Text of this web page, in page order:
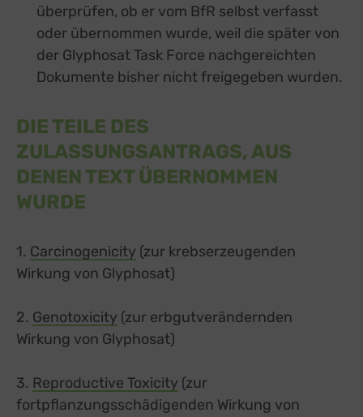
überprüfen, ob er vom BfR selbst verfasst
oder übernommen wurde, weil die später von
der Glyphosat Task Force nachgereichten
Dokumente bisher nicht freigegeben wurden.
DIE TEILE DES
ZULASSUNGSANTRAGS, AUS
DENEN TEXT ÜBERNOMMEN
WURDE
1. Carcinogenicity (zur krebserzeugenden
Wirkung von Glyphosat)
2. Genotoxicity (zur erbgutverändernden
Wirkung von Glyphosat)
3. Reproductive Toxicity (zur
fortpflanzungsschädigenden Wirkung von